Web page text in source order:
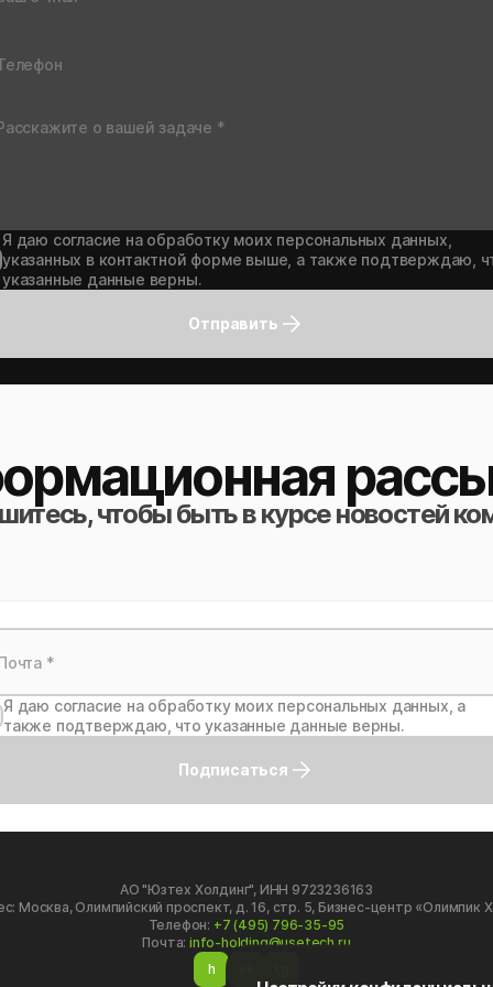
Я даю согласие на обработку моих персональных данных,
указанных в контактной форме выше, а также подтверждаю,
указанные данные верны.
Отправить
чтобы быть в курсе новостей
Я даю согласие на обработку моих персональных данных, а
также подтверждаю, что указанные данные верны.
Подписаться
АО "Юзтех Холдинг", ИНН 9723236163
Москва, Олимпийский проспект, д. 16, стр. 5, Бизнес-центр «Олимпик
Телефон: +7 (495) 796-35-95
Почта:info-holding@usetech.ru
h